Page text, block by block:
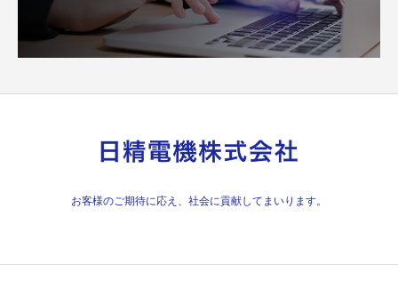
お客様のご期待に応え、社会に貢献してまいります。